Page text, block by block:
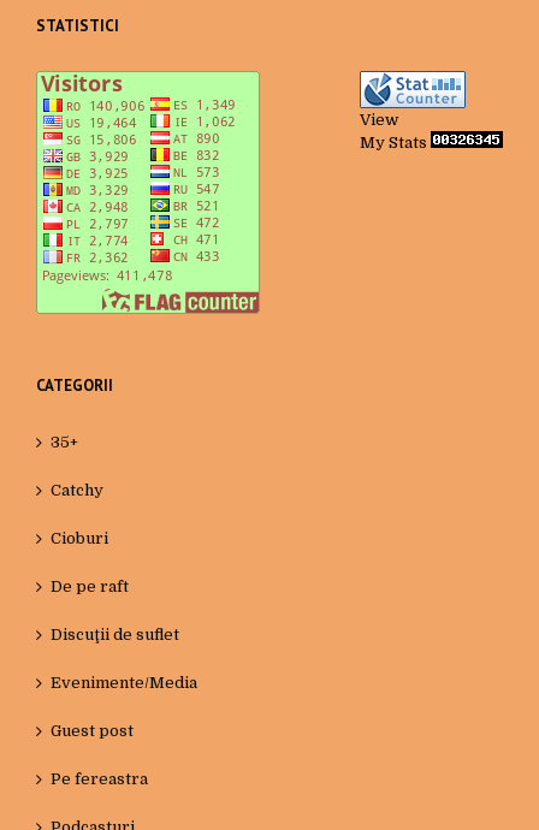
STATISTICI
View
My Stats
CATEGORII
35+
Catchy
Cioburi
De pe raft
Discuţii de suflet
Evenimente/Media
Guest post
Pe fereastra